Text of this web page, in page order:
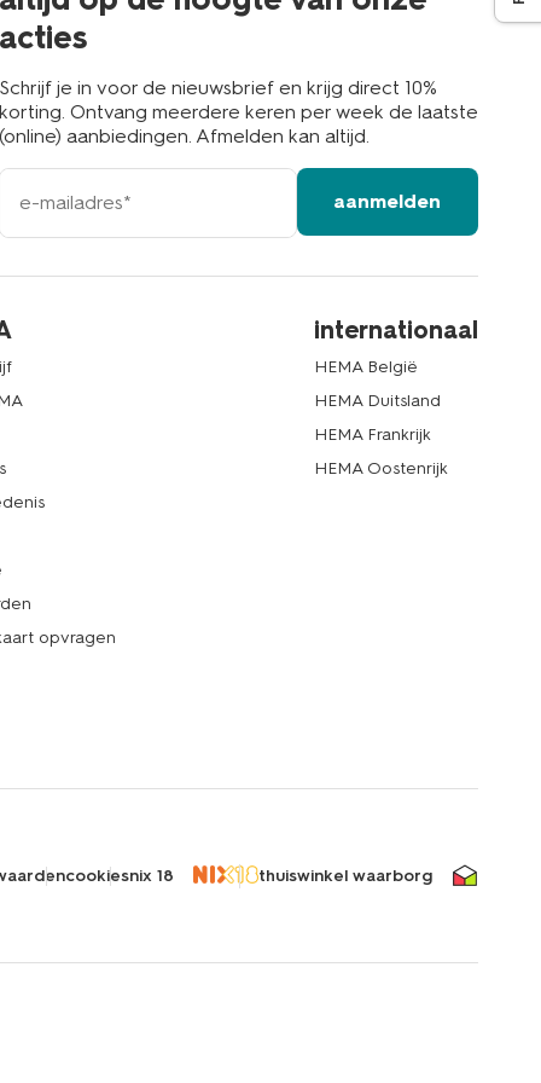
acties
Schrijf je in voor de nieuwsbrief en krijg direct 10%
korting. Ontvang meerdere keren per week de laatste
(online) aanbiedingen. Afmelden kan altijd.
e-
mailadres
aanmelden
opvragen
internationaal
HEMA België
HEMA Duitsland
HEMA Frankrijk
HEMA Oostenrijk
cookiesnix 18 thuiswinkel waarborg